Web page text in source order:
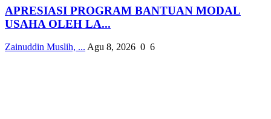
APRESIASI PROGRAM BANTUAN MODAL
USAHA OLEH LA...
Zainuddin Muslih, ... Agu 8, 2026 0 6